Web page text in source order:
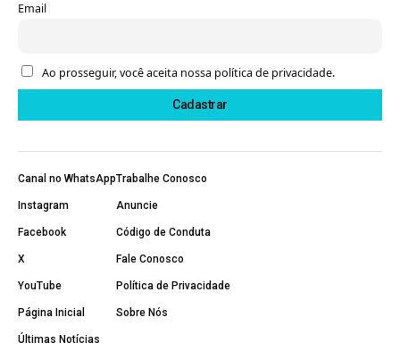
Email
Ao prosseguir, você aceita nossa política de privacidade.
Canal no WhatsApp
Instagram
Facebook
X
YouTube
Página Inicial
Últimas Notícias
Trabalhe Conosco
Anuncie
Código de Conduta
Fale Conosco
Política de Privacidade
Sobre Nós